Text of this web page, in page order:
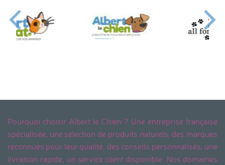
Pourquoi choisir Albert le Chien ? Une entreprise française
spécialisée, une sélection de produits naturels, des marques
reconnues pour leur qualité, des conseils personnalisés, une
livraison rapide, un service client disponible. Nos domaines